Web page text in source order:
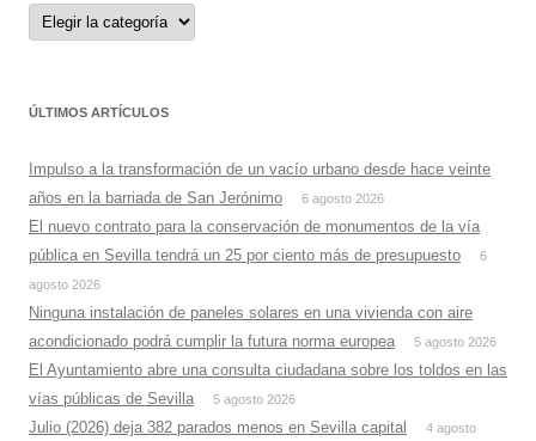
Categorias
ÚLTIMOS ARTÍCULOS
Impulso a la transformación de un vacío urbano desde hace veinte
años en la barriada de San Jerónimo
6 agosto 2026
El nuevo contrato para la conservación de monumentos de la vía
pública en Sevilla tendrá un 25 por ciento más de presupuesto
6
agosto 2026
Ninguna instalación de paneles solares en una vivienda con aire
acondicionado podrá cumplir la futura norma europea
5 agosto 2026
El Ayuntamiento abre una consulta ciudadana sobre los toldos en las
vías públicas de Sevilla
5 agosto 2026
Julio (2026) deja 382 parados menos en Sevilla capital
4 agosto